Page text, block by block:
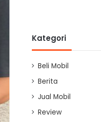
Kategori
Beli Mobil
Berita
Jual Mobil
Review